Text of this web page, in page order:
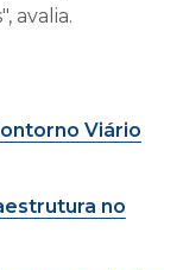
avalia.
Viário
no